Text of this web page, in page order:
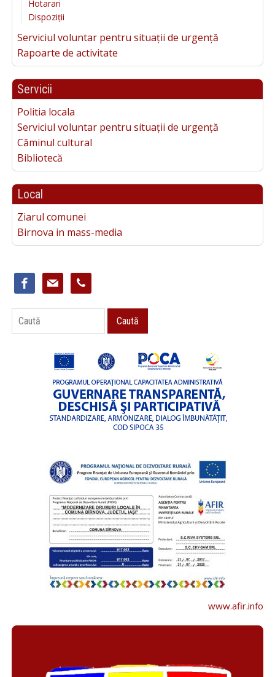
Hotarari
Dispoziții
Serviciul voluntar pentru situații de urgență
Rapoarte de activitate
Servicii
Politia locala
Serviciul voluntar pentru situații de urgență
Căminul cultural
Bibliotecă
Local
Ziarul comunei
Birnova in mass-media
facebookmail phone
Caută Caută
www.afir.info